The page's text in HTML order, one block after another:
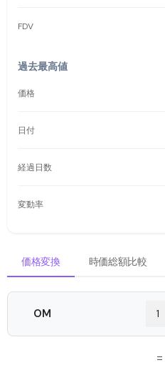
FDV
過去最高値
価格
日付
経過日数
変動率
価格変換 時価総額比較
OM
=